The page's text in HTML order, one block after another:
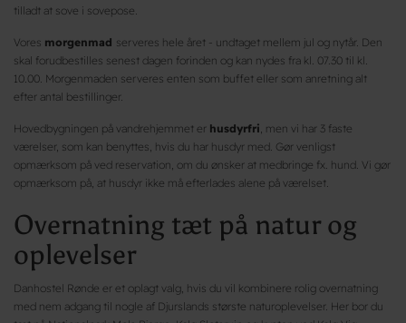
tilladt at sove i sovepose.
Vores morgenmad serveres hele året - undtaget mellem jul og nytår. Den
skal forudbestilles senest dagen forinden og kan nydes fra kl. 07.30 til kl.
10.00. Morgenmaden serveres enten som buffet eller som anretning alt
efter antal bestillinger.
Hovedbygningen på vandrehjemmet er husdyrfri , men vi har 3 faste
værelser, som kan benyttes, hvis du har husdyr med. Gør venligst
opmærksom på ved reservation, om du ønsker at medbringe fx. hund. Vi gør
opmærksom på, at husdyr ikke må efterlades alene på værelset.
Overnatning tæt på natur og
oplevelser
Danhostel Rønde er et oplagt valg, hvis du vil kombinere rolig overnatning
med nem adgang til nogle af Djurslands største naturoplevelser. Her bor du